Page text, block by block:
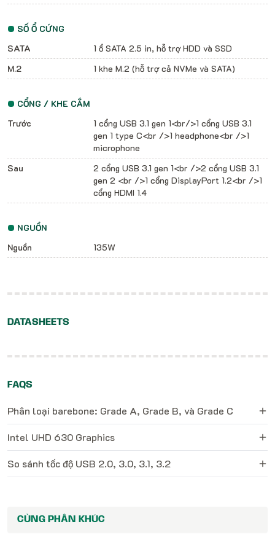
SỐ Ổ CỨNG
SATA
1 ổ SATA 2.5 in, hỗ trợ HDD và SSD
M.2
1 khe M.2 (hỗ trợ cả NVMe và SATA)
CỔNG / KHE CẮM
Trước
1 cổng USB 3.1 gen 1<br/>1 cổng USB 3.1
gen 1 type C<br />1 headphone<br />1
microphone
Sau
2 cổng USB 3.1 gen 1<br />2 cổng USB 3.1
gen 2 <br />1 cổng DisplayPort 1.2<br />1
cổng HDMI 1.4
NGUỒN
Nguồn
135W
DATASHEETS
FAQS
Phân loại barebone: Grade A, Grade B, và Grade C
Intel UHD 630 Graphics
So sánh tốc độ USB 2.0, 3.0, 3.1, 3.2
CÙNG PHÂN KHÚC